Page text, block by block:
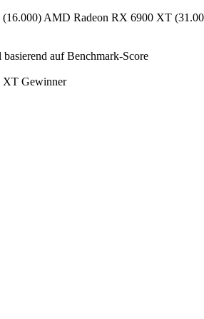
AMD Radeon RX 6900 XT
auf Benchmark-Score
XT Gewinner